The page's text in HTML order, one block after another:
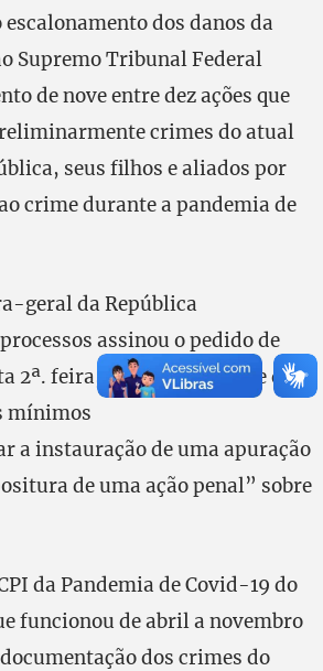
dos danos da
Supremo Tribunal Federal
de nove entre dez ações que
crimes do atual
seus filhos e aliados por
crime durante a pandemia de
geral da República
assinou o pedido de
2ª. feira, 7/11/2022, e disse que
mínimos
a instauração de uma apuração
de uma ação penal” sobre
da Pandemia de Covid-19 do
funcionou de abril a novembro
dos crimes do